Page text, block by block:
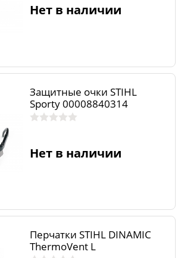
Нет в наличии
Защитные очки STIHL
Sporty 00008840314
Нет в наличии
Перчатки STIHL DINAMIC
ThermoVent L